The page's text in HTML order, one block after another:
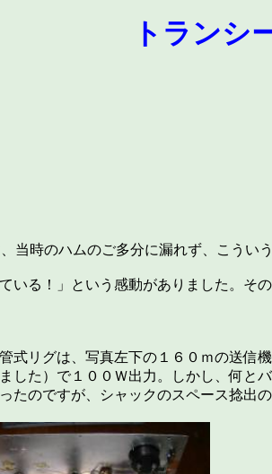
トランシ
のハムのご多分に漏れず、こういう
いる！」という感動がありました。
リグは、写真左下の１６０ｍの送信
した）で１００Ｗ出力。しかし、何と
たのですが、シャックのスペース捻出